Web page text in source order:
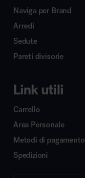
Naviga per Brand
Arredi
Sedute
Pareti divisorie
Link utili
Carrello
Area Personale
Metodi di pagamento
Spedizioni